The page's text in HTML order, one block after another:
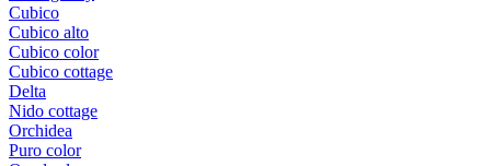
Cubico
Cubico alto
Cubico color
Cubico cottage
Delta
Nido cottage
Orchidea
Puro color